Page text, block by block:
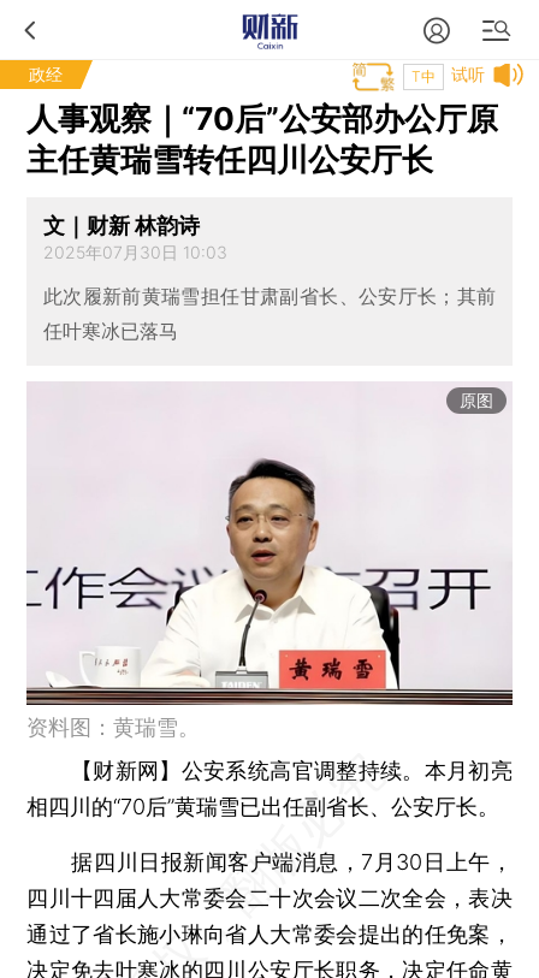
政经 试听
T中
人事观察｜“70后”公安部办公厅原
主任黄瑞雪转任四川公安厅长
文｜财新 林韵诗
2025年07月30日 10:03
此次履新前黄瑞雪担任甘肃副省长、公安厅长；其前
任叶寒冰已落马
原图
资料图：黄瑞雪。
【财新网】 公安系统高官调整持续。本月初亮
相四川的“70后”黄瑞雪已出任副省长、公安厅长。
据四川日报新闻客户端消息，7月30日上午，
四川十四届人大常委会二十次会议二次全会，表决
通过了省长施小琳向省人大常委会提出的任免案，
决定免去叶寒冰的四川公安厅长职务，决定任命黄